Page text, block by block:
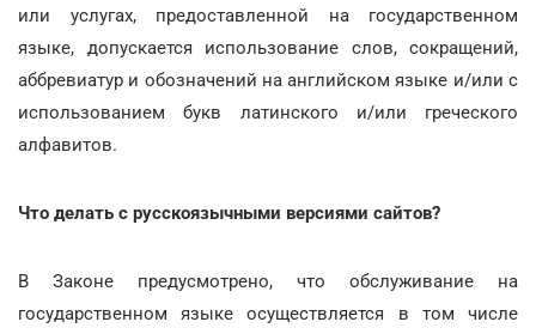
или услугах, предоставленной на государственном
языке, допускается использование слов, сокращений,
аббревиатур и обозначений на английском языке и/или с
использованием букв латинского и/или греческого
алфавитов.
Что делать с русскоязычными версиями сайтов?
В Законе предусмотрено, что обслуживание на
государственном языке осуществляется в том числе